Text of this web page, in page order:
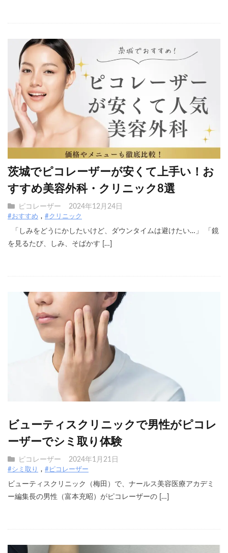
茨城でピコレーザーが安くて上手い！お
すすめ美容外科・クリニック8選
ピコレーザー 2024年12月24日
#おすすめ #クリニック
「しみをどうにかしたいけど、ダウンタイムは避けたい…」 「鏡
を見るたび、しみ、そばかす […]
ビューティスクリニックで男性がピコレ
ーザーでシミ取り体験
ピコレーザー 2024年1月21日
#シミ取り #ピコレーザー
ビューティスクリニック（梅田）で、ナールス美容医療アカデミ
ー編集長の男性（富本充昭）がピコレーザーの […]